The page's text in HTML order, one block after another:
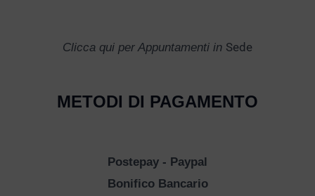
Clicca qui per Appuntamenti in Sede
METODI DI PAGAMENTO
Postepay - Paypal
Bonifico Bancario